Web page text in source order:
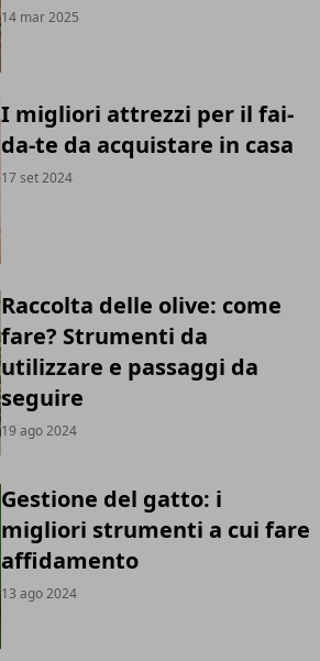
14 mar 2025
I migliori attrezzi per il fai-
da-te da acquistare in casa
17 set 2024
Raccolta delle olive: come
fare? Strumenti da
utilizzare e passaggi da
seguire
19 ago 2024
Gestione del gatto: i
migliori strumenti a cui fare
affidamento
13 ago 2024